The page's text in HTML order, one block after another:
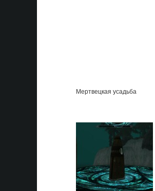
Мертвецкая усадьба